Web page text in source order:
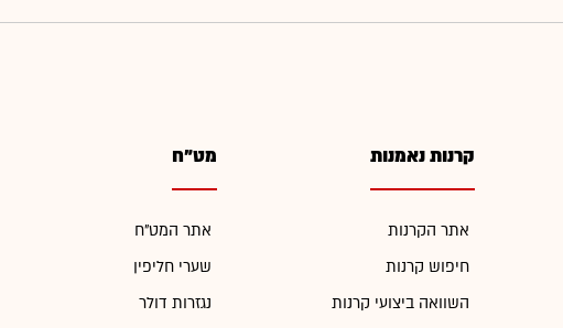
קרנות נאמנות
אתר הקרנות
חיפוש קרנות
השוואה ביצועי קרנות
מט"ח
אתר המט"ח
שערי חליפין
נגזרות דולר